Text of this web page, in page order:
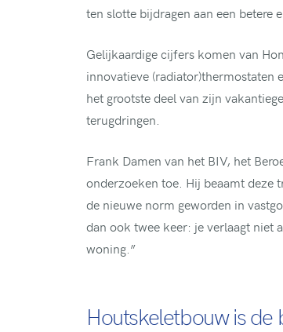
ten slotte bijdragen aan een betere
Gelijkaardige cijfers komen van
innovatieve (radiator)thermostaten
het grootste deel van zijn
terugdringen.
Frank Damen van het BIV, het
onderzoeken toe. Hij beaamt deze
de nieuwe norm geworden in
dan ook twee keer: je verlaagt niet
woning.”
Houtskeletbouw is de